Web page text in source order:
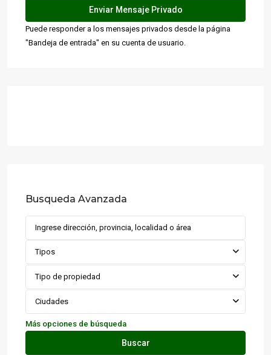
Puede responder a los mensajes privados desde la página
"Bandeja de entrada" en su cuenta de usuario.
Busqueda Avanzada
Tipos
Tipo de propiedad
Ciudades
Más opciones de búsqueda
Buscar